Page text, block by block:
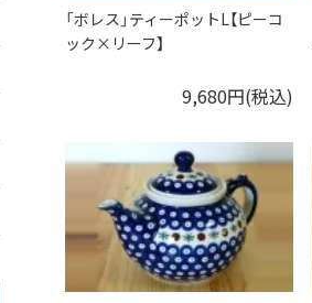
「ボレス」ティーポットL【ピーコ
ック×リーフ】
9,680円(税込)